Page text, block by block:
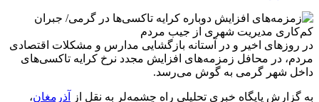
در روزهای اخیر و در آستانه بازگشایی مدارس و مشکلات اقتصادی
مردم، در محافل زمزمه‌های افزایش مجدد نرخ کرایه تاکسی‌های
داخل شهر گرمی به گوش می‌رسد.
به گزارش پایگاه خبری تحلیلی راه چشمه‌لر به نقل از آذرمغان،